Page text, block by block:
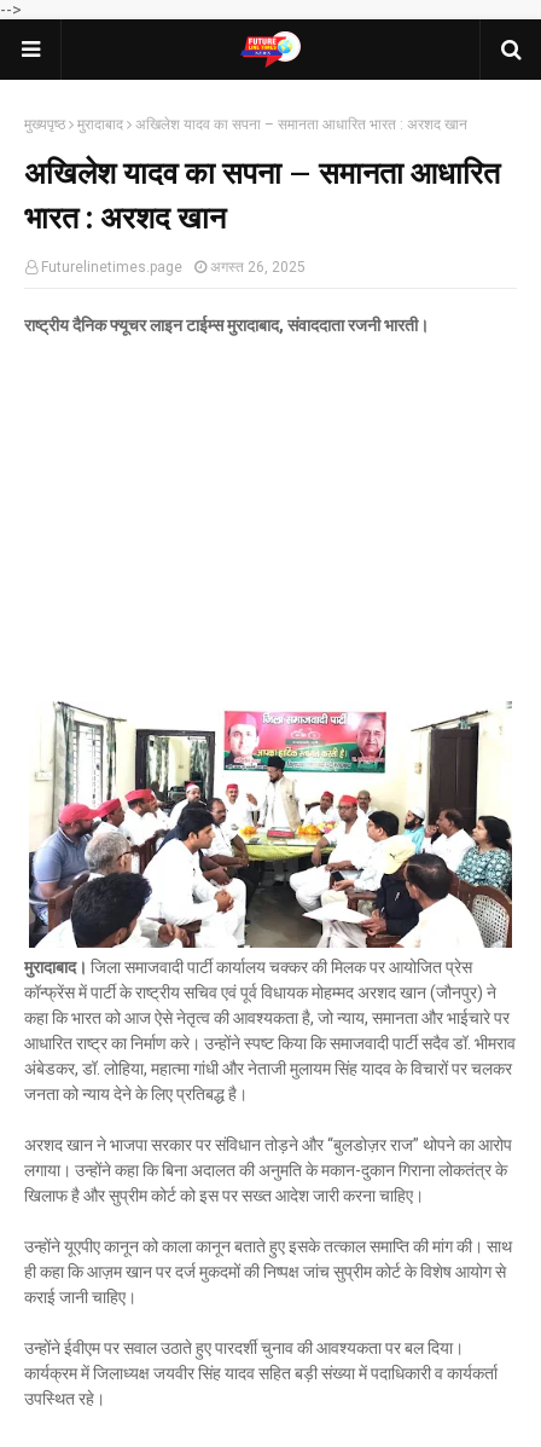
-->
मुख्यपृष्ठ मुरादाबाद अखिलेश यादव का सपना – समानता आधारित भारत : अरशद खान
अखिलेश यादव का सपना – समानता आधारित
भारत : अरशद खान
Futurelinetimes.page अगस्त 26, 2025
राष्ट्रीय दैनिक फ्यूचर लाइन टाईम्स मुरादाबाद, संवाददाता रजनी भारती।
मुरादाबाद। जिला समाजवादी पार्टी कार्यालय चक्कर की मिलक पर आयोजित प्रेस
कॉन्फ्रेंस में पार्टी के राष्ट्रीय सचिव एवं पूर्व विधायक मोहम्मद अरशद खान (जौनपुर) ने
कहा कि भारत को आज ऐसे नेतृत्व की आवश्यकता है, जो न्याय, समानता और भाईचारे पर
आधारित राष्ट्र का निर्माण करे। उन्होंने स्पष्ट किया कि समाजवादी पार्टी सदैव डॉ. भीमराव
अंबेडकर, डॉ. लोहिया, महात्मा गांधी और नेताजी मुलायम सिंह यादव के विचारों पर चलकर
जनता को न्याय देने के लिए प्रतिबद्ध है।
अरशद खान ने भाजपा सरकार पर संविधान तोड़ने और “बुलडोज़र राज” थोपने का आरोप
लगाया। उन्होंने कहा कि बिना अदालत की अनुमति के मकान-दुकान गिराना लोकतंत्र के
खिलाफ है और सुप्रीम कोर्ट को इस पर सख्त आदेश जारी करना चाहिए।
उन्होंने यूएपीए कानून को काला कानून बताते हुए इसके तत्काल समाप्ति की मांग की। साथ
ही कहा कि आज़म खान पर दर्ज मुकदमों की निष्पक्ष जांच सुप्रीम कोर्ट के विशेष आयोग से
कराई जानी चाहिए।
उन्होंने ईवीएम पर सवाल उठाते हुए पारदर्शी चुनाव की आवश्यकता पर बल दिया।
कार्यक्रम में जिलाध्यक्ष जयवीर सिंह यादव सहित बड़ी संख्या में पदाधिकारी व कार्यकर्ता
उपस्थित रहे।